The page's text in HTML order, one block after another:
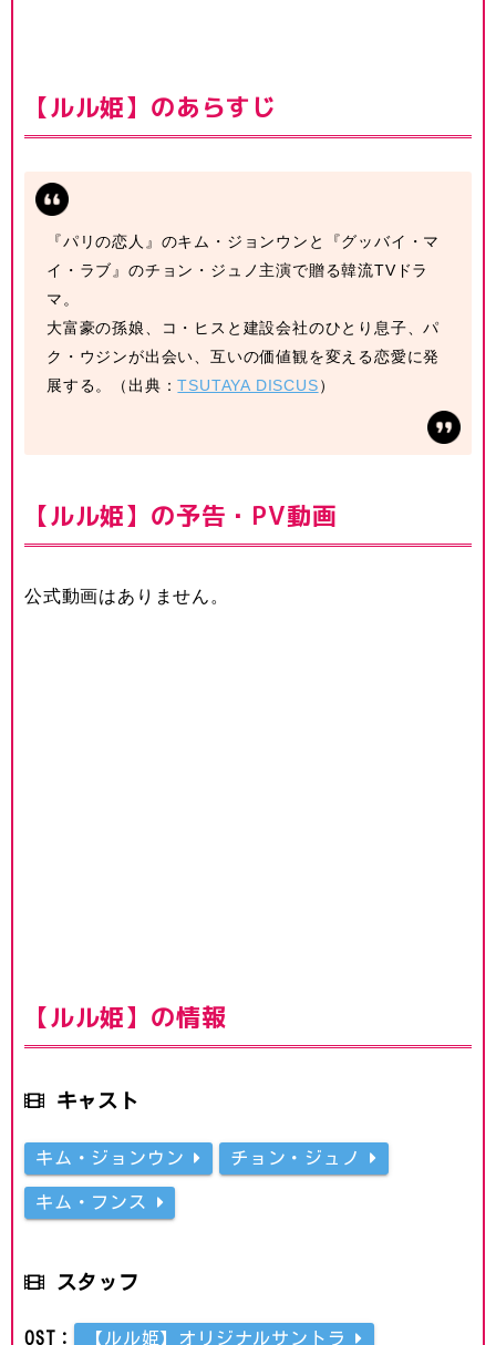
【ルル姫】のあらすじ
『パリの恋人』のキム・ジョンウンと『グッバイ・マ
イ・ラブ』のチョン・ジュノ主演で贈る韓流TVドラ
マ。
大富豪の孫娘、コ・ヒスと建設会社のひとり息子、パ
ク・ウジンが出会い、互いの価値観を変える恋愛に発
展する。（出典：TSUTAYA DISCUS）
【ルル姫】の予告・PV動画
公式動画はありません。
【ルル姫】の情報
キャスト
キム・ジョンウン チョン・ジュノ
キム・フンス
スタッフ
OST： 【ルル姫】オリジナルサントラ